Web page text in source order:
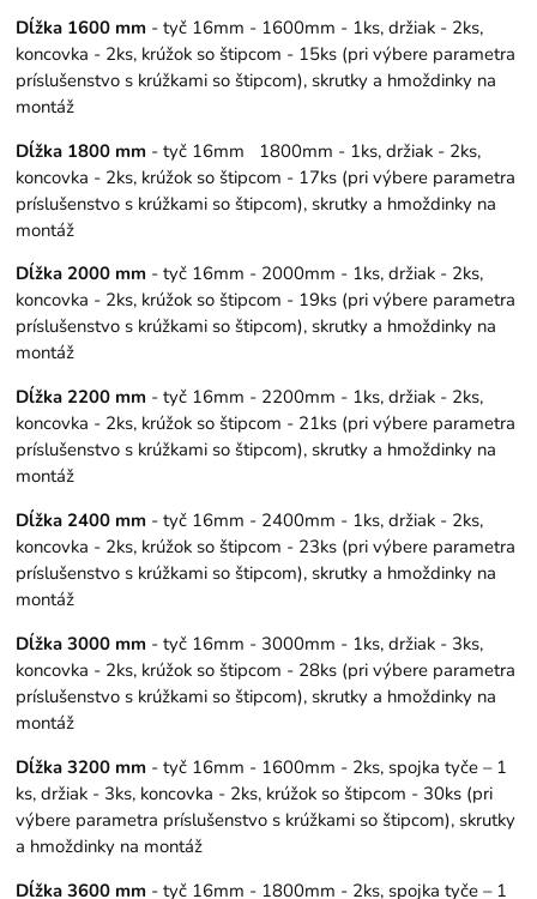
Dĺžka 1600 mm - tyč 16mm - 1600mm - 1ks, držiak - 2ks,
koncovka - 2ks, krúžok so štipcom - 15ks (pri výbere parametra
príslušenstvo s krúžkami so štipcom), skrutky a hmoždinky na
montáž
Dĺžka 1800 mm - tyč 16mm 1800mm - 1ks, držiak - 2ks,
koncovka - 2ks, krúžok so štipcom - 17ks (pri výbere parametra
príslušenstvo s krúžkami so štipcom), skrutky a hmoždinky na
montáž
Dĺžka 2000 mm - tyč 16mm - 2000mm - 1ks, držiak - 2ks,
koncovka - 2ks, krúžok so štipcom - 19ks (pri výbere parametra
príslušenstvo s krúžkami so štipcom), skrutky a hmoždinky na
montáž
Dĺžka 2200 mm - tyč 16mm - 2200mm - 1ks, držiak - 2ks,
koncovka - 2ks, krúžok so štipcom - 21ks (pri výbere parametra
príslušenstvo s krúžkami so štipcom), skrutky a hmoždinky na
montáž
Dĺžka 2400 mm - tyč 16mm - 2400mm - 1ks, držiak - 2ks,
koncovka - 2ks, krúžok so štipcom - 23ks (pri výbere parametra
príslušenstvo s krúžkami so štipcom), skrutky a hmoždinky na
montáž
Dĺžka 3000 mm - tyč 16mm - 3000mm - 1ks, držiak - 3ks,
koncovka - 2ks, krúžok so štipcom - 28ks (pri výbere parametra
príslušenstvo s krúžkami so štipcom), skrutky a hmoždinky na
montáž
Dĺžka 3200 mm - tyč 16mm - 1600mm - 2ks, spojka tyče – 1
ks, držiak - 3ks, koncovka - 2ks, krúžok so štipcom - 30ks (pri
výbere parametra príslušenstvo s krúžkami so štipcom), skrutky
a hmoždinky na montáž
Dĺžka 3600 mm - tyč 16mm - 1800mm - 2ks, spojka tyče – 1